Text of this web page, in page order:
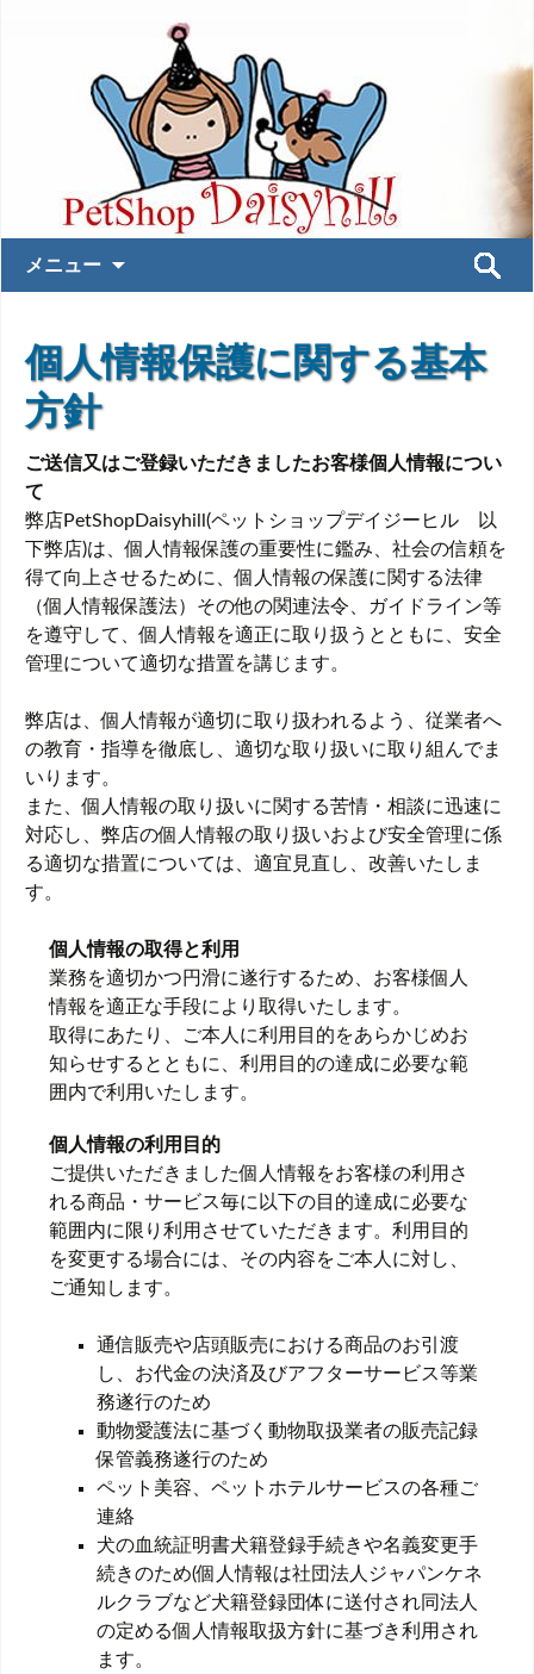
メニュー
ツ
キ
検
個人情報保護に関する基本
方針
ご送信又はご登録いただきましたお客様個人情報につい
て
弊店PetShopDaisyhill(ペットショップデイジーヒル 以
下弊店)は、個人情報保護の重要性に鑑み、社会の信頼を
得て向上させるために、個人情報の保護に関する法律
（個人情報保護法）その他の関連法令、ガイドライン等
を遵守して、個人情報を適正に取り扱うとともに、安全
管理について適切な措置を講じます。
弊店は、個人情報が適切に取り扱われるよう、従業者へ
の教育・指導を徹底し、適切な取り扱いに取り組んでま
いります。
また、個人情報の取り扱いに関する苦情・相談に迅速に
対応し、弊店の個人情報の取り扱いおよび安全管理に係
る適切な措置については、適宜見直し、改善いたしま
す。
個人情報の取得と利用
業務を適切かつ円滑に遂行するため、お客様個人
情報を適正な手段により取得いたします。
取得にあたり、ご本人に利用目的をあらかじめお
知らせするとともに、利用目的の達成に必要な範
囲内で利用いたします。
個人情報の利用目的
ご提供いただきました個人情報をお客様の利用さ
れる商品・サービス毎に以下の目的達成に必要な
範囲内に限り利用させていただきます。利用目的
を変更する場合には、その内容をご本人に対し、
ご通知します。
通信販売や店頭販売における商品のお引渡
し、お代金の決済及びアフターサービス等業
務遂行のため
動物愛護法に基づく動物取扱業者の販売記録
保管義務遂行のため
ペット美容、ペットホテルサービスの各種ご
連絡
犬の血統証明書犬籍登録手続きや名義変更手
続きのため(個人情報は社団法人ジャパンケネ
ルクラブなど犬籍登録団体に送付され同法人
の定める個人情報取扱方針に基づき利用され
ます。